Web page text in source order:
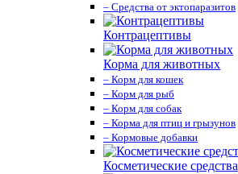
– Средства от эктопаразитов
Контрацептивы
Корма для животных
– Корм для кошек
– Корм для рыб
– Корм для собак
– Корма для птиц и грызунов
– Кормовые добавки
Косметические средства